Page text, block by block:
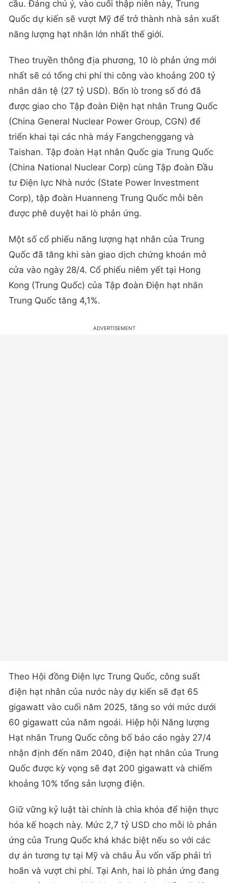
cầu. Đáng chú ý, vào cuối thập niên này, Trung
Quốc dự kiến sẽ vượt Mỹ để trở thành nhà sản xuất
năng lượng hạt nhân lớn nhất thế giới.
Theo truyền thông địa phương, 10 lò phản ứng mới
nhất sẽ có tổng chi phí thi công vào khoảng 200 tỷ
nhân dân tệ (27 tỷ USD). Bốn lò trong số đó đã
được giao cho Tập đoàn Điện hạt nhân Trung Quốc
(China General Nuclear Power Group, CGN) để
triển khai tại các nhà máy Fangchenggang và
Taishan. Tập đoàn Hạt nhân Quốc gia Trung Quốc
(China National Nuclear Corp) cùng Tập đoàn Đầu
tư Điện lực Nhà nước (State Power Investment
Corp), tập đoàn Huanneng Trung Quốc mỗi bên
được phê duyệt hai lò phản ứng.
Một số cổ phiếu năng lượng hạt nhân của Trung
Quốc đã tăng khi sàn giao dịch chứng khoán mở
cửa vào ngày 28/4. Cổ phiếu niêm yết tại Hong
Kong (Trung Quốc) của Tập đoàn Điện hạt nhân
Trung Quốc tăng 4,1%.
Theo Hội đồng Điện lực Trung Quốc, công suất
điện hạt nhân của nước này dự kiến sẽ đạt 65
gigawatt vào cuối năm 2025, tăng so với mức dưới
60 gigawatt của năm ngoái. Hiệp hội Năng lượng
Hạt nhân Trung Quốc công bố báo cáo ngày 27/4
nhận định đến năm 2040, điện hạt nhân của Trung
Quốc được kỳ vọng sẽ đạt 200 gigawatt và chiếm
khoảng 10% tổng sản lượng điện.
Giữ vững kỷ luật tài chính là chìa khóa để hiện thực
hóa kế hoạch này. Mức 2,7 tỷ USD cho mỗi lò phản
ứng của Trung Quốc khá khác biệt nếu so với các
dự án tương tự tại Mỹ và châu Âu vốn vấp phải trì
hoãn và vượt chi phí. Tại Anh, hai lò phản ứng đang